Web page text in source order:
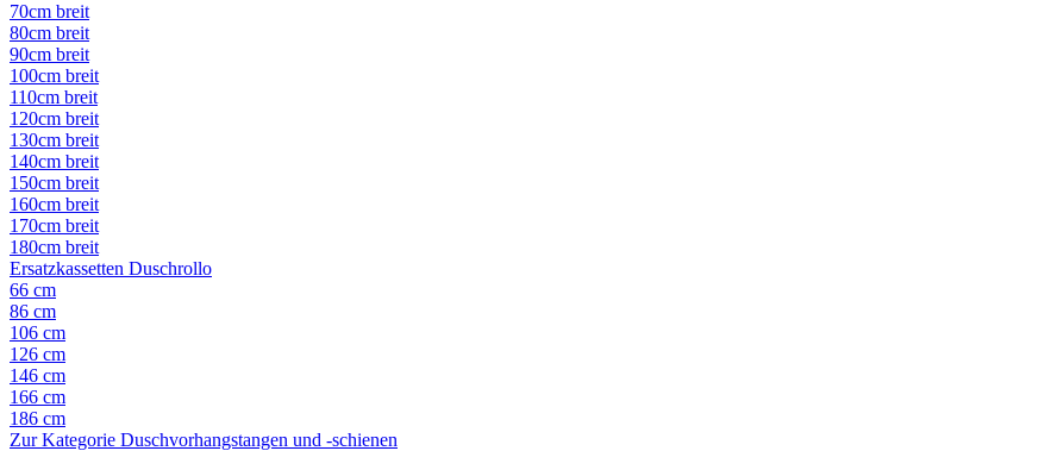
70cm breit
80cm breit
90cm breit
100cm breit
110cm breit
120cm breit
130cm breit
140cm breit
150cm breit
160cm breit
170cm breit
180cm breit
Ersatzkassetten Duschrollo
66 cm
86 cm
106 cm
126 cm
146 cm
166 cm
186 cm
Zur Kategorie Duschvorhangstangen und -schienen